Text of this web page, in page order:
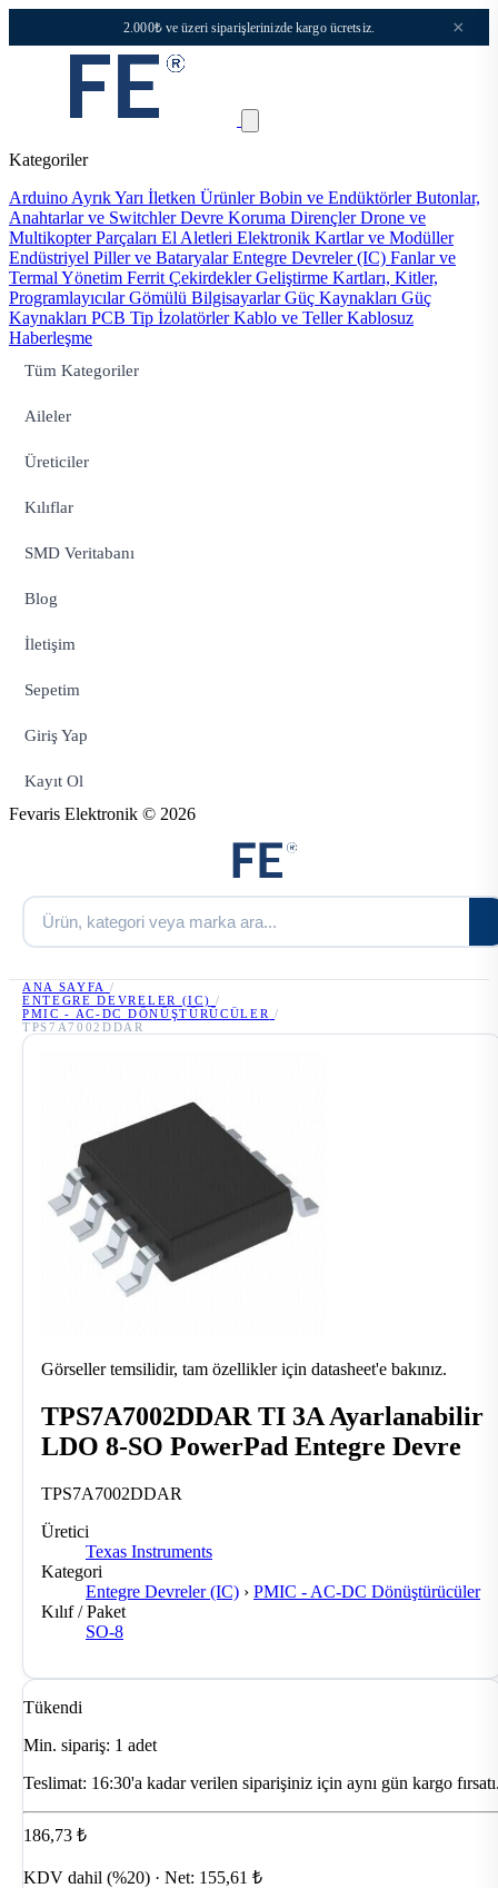
2.000₺ ve üzeri siparişlerinizde kargo ücretsiz. ×
Kategoriler
Arduino Ayrık Yarı İletken ÜrünlerBobin ve EndüktörlerButonlar,
Anahtarlar ve SwitchlerDevre Koruma DirençlerDrone ve
Multikopter Parçaları El Aletleri Elektronik Kartlar ve Modüller
Endüstriyel Piller ve BataryalarEntegre Devreler (IC) Fanlar ve
Termal Yönetim Ferrit ÇekirdeklerGeliştirme Kartları, Kitler,
ProgramlayıcılarGömülü BilgisayarlarGüç Kaynakları Güç
Kaynakları PCB Tip İzolatörlerKablo ve TellerKablosuz
Haberleşme
Tüm Kategoriler
Aileler
Üreticiler
Kılıflar
SMD Veritabanı
Blog
İletişim
Sepetim
Giriş Yap
Kayıt Ol
Fevaris Elektronik © 2026
ANA SAYFA /
ENTEGRE DEVRELER (IC) /
PMIC - AC-DC DÖNÜŞTÜRÜCÜLER /
TPS7A7002DDAR
Görseller temsilidir, tam özellikler için datasheet'e bakınız.
TPS7A7002DDAR TI 3A Ayarlanabilir
LDO 8-SO PowerPad Entegre Devre
TPS7A7002DDAR
Üretici
Texas Instruments
Kategori
Entegre Devreler (IC) › PMIC - AC-DC Dönüştürücüler
Kılıf / Paket
SO-8
Tükendi
Min. sipariş: 1 adet
Teslimat: 16:30'a kadar verilen siparişiniz için aynı gün kargo
186,73 ₺
KDV dahil (%20) · Net: 155,61 ₺